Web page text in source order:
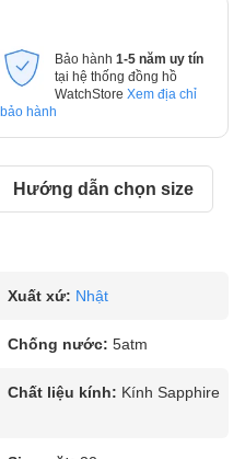
Bảo hành 1-5 năm uy tín
tại hệ thống đồng hồ
WatchStore Xem địa chỉ
bảo hành
Hướng dẫn chọn size
Xuất xứ: Nhật
Chống nước: 5atm
Chất liệu kính: Kính Sapphire